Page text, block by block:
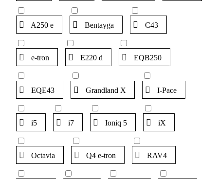
A250 e Bentayga C43
e-tron E220 d EQB250
EQE43 Grandland X I-Pace
i5 i7 Ioniq 5 iX
Octavia Q4 e-tron RAV4